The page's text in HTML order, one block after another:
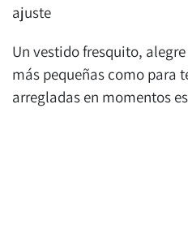
ajuste
Un vestido fresquito,
más pequeñas como para
arregladas en momentos